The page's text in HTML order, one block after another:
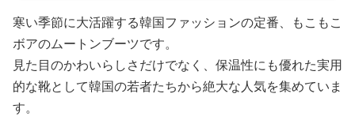
寒い季節に大活躍する韓国ファッションの定番、もこもこ
ボアのムートンブーツです。
見た目のかわいらしさだけでなく、保温性にも優れた実用
的な靴として韓国の若者たちから絶大な人気を集めていま
す。